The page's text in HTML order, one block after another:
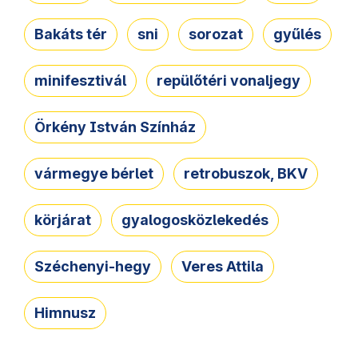
Bakáts tér sni sorozat gyűlés
minifesztivál repülőtéri vonaljegy
Örkény István Színház
vármegye bérlet retrobuszok, BKV
körjárat gyalogosközlekedés
Széchenyi-hegy Veres Attila
Himnusz